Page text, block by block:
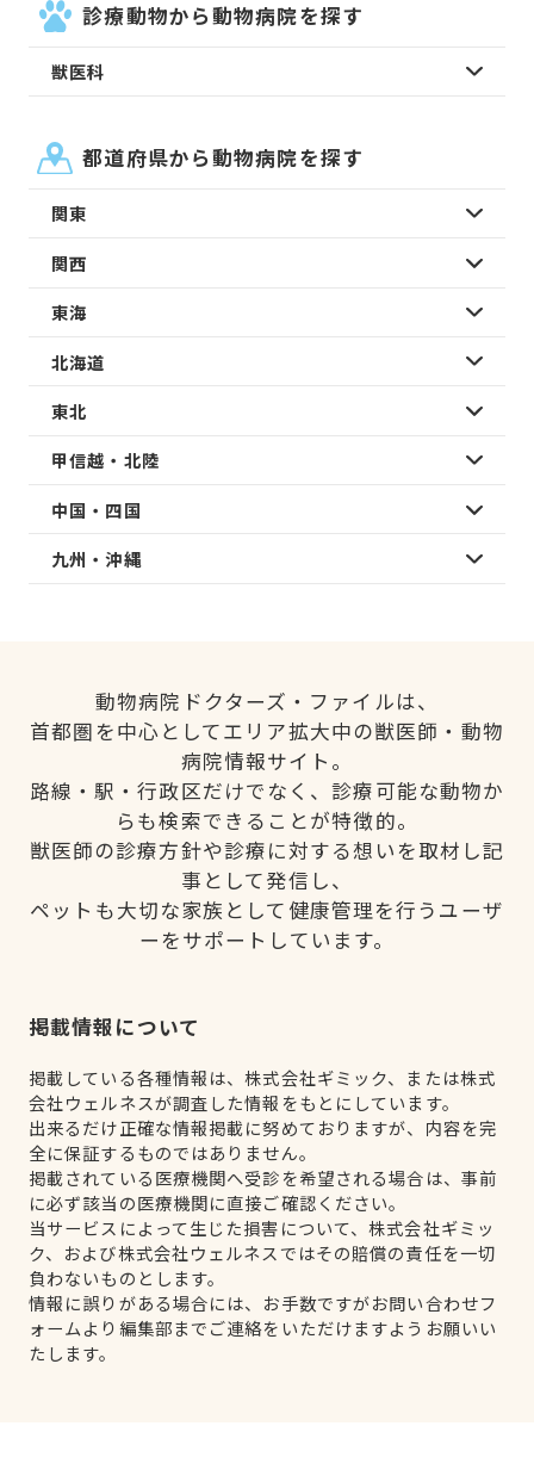
診療動物から動物病院を探す
獣医科
都道府県から動物病院を探す
関東
関西
東海
北海道
東北
甲信越・北陸
中国・四国
九州・沖縄
動物病院ドクターズ・ファイルは、
首都圏を中心としてエリア拡大中の獣医師・動物
病院情報サイト。
路線・駅・行政区だけでなく、診療可能な動物か
らも検索できることが特徴的。
獣医師の診療方針や診療に対する想いを取材し記
事として発信し、
ペットも大切な家族として健康管理を行うユーザ
ーをサポートしています。
掲載情報について
掲載している各種情報は、株式会社ギミック、または株式
会社ウェルネスが調査した情報をもとにしています。
出来るだけ正確な情報掲載に努めておりますが、内容を完
全に保証するものではありません。
掲載されている医療機関へ受診を希望される場合は、事前
に必ず該当の医療機関に直接ご確認ください。
当サービスによって生じた損害について、株式会社ギミッ
ク、および株式会社ウェルネスではその賠償の責任を一切
負わないものとします。
情報に誤りがある場合には、お手数ですがお問い合わせフ
ォームより編集部までご連絡をいただけますようお願いい
たします。